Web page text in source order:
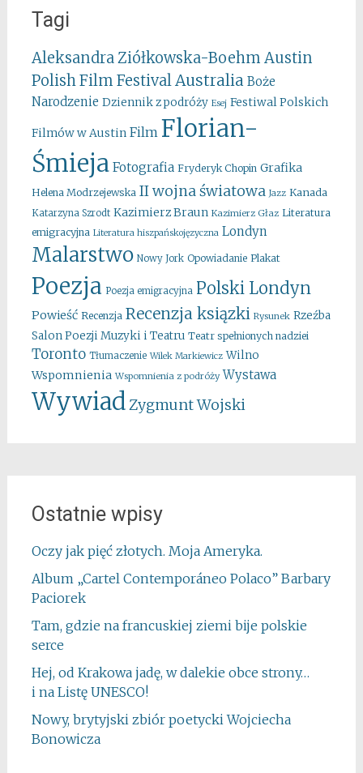
Tagi
Aleksandra Ziółkowska-Boehm Austin
Polish Film FestivalAustralia Boże
Narodzenie Dziennik z podróży Esej Festiwal Polskich
Filmów w Austin Film Florian-
Śmieja Fotografia Fryderyk Chopin Grafika
Helena Modrzejewska II wojna światowa Jazz Kanada
Katarzyna Szrodt Kazimierz Braun Kazimierz Głaz Literatura
emigracyjna Literatura hiszpańskojęzyczna Londyn
Malarstwo Nowy Jork Opowiadanie Plakat
Poezja Poezja emigracyjna Polski Londyn
Powieść Recenzja Recenzja ksiązki Rysunek Rzeźba
Salon Poezji Muzyki i Teatru Teatr spełnionych nadziei
Toronto Tłumaczenie Wilek Markiewicz Wilno
Wspomnienia Wspomnienia z podróży Wystawa
WywiadZygmunt Wojski
Ostatnie wpisy
Oczy jak pięć złotych. Moja Ameryka.
Album „Cartel Contemporáneo Polaco” Barbary
Paciorek
Tam, gdzie na francuskiej ziemi bije polskie
serce
Hej, od Krakowa jadę, w dalekie obce strony…
i na Listę UNESCO!
Nowy, brytyjski zbiór poetycki Wojciecha
Bonowicza